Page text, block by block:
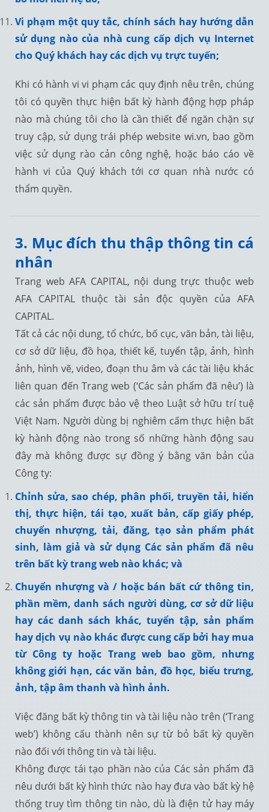
Vi phạm một quy tắc, chính sách hay hướng dẫn
sử dụng nào của nhà cung cấp dịch vụ Internet
cho Quý khách hay các dịch vụ trực tuyến;
Khi có hành vi vi phạm các quy định nêu trên, chúng
tôi có quyền thực hiện bất kỳ hành động hợp pháp
nào mà chúng tôi cho là cần thiết để ngăn chặn sự
truy cập, sử dụng trái phép website wi.vn, bao gồm
việc sử dụng rào cản công nghệ, hoặc báo cáo về
hành vi của Quý khách tới cơ quan nhà nước có
thẩm quyền.
3. Mục đích thu thập thông tin cá
nhân
Trang web AFA CAPITAL, nội dung trực thuộc web
AFA CAPITAL thuộc tài sản độc quyền của AFA
CAPITAL.
Tất cả các nội dung, tổ chức, bố cục, văn bản, tài liệu,
cơ sở dữ liệu, đồ họa, thiết kế, tuyển tập, ảnh, hình
ảnh, hình vẽ, video, đoạn thu âm và các tài liệu khác
liên quan đến Trang web (‘Các sản phẩm đã nêu’) là
các sản phẩm được bảo vệ theo Luật sở hữu trí tuệ
Việt Nam. Người dùng bị nghiêm cấm thực hiện bất
kỳ hành động nào trong số những hành động sau
đây mà không được sự đồng ý bằng văn bản của
Công ty:
Chỉnh sửa, sao chép, phân phối, truyền tải, hiển
thị, thực hiện, tái tạo, xuất bản, cấp giấy phép,
chuyển nhượng, tải, đăng, tạo sản phẩm phát
sinh, làm giả và sử dụng Các sản phẩm đã nêu
trên bất kỳ trang web nào khác; và
Chuyển nhượng và / hoặc bán bất cứ thông tin,
phần mềm, danh sách người dùng, cơ sở dữ liệu
hay các danh sách khác, tuyển tập, sản phẩm
hay dịch vụ nào khác được cung cấp bởi hay mua
từ Công ty hoặc Trang web bao gồm, nhưng
không giới hạn, các văn bản, đồ học, biểu trưng,
ảnh, tập âm thanh và hình ảnh.
Việc đăng bất kỳ thông tin và tài liệu nào trên (‘Trang
web’) không cấu thành nên sự từ bỏ bất kỳ quyền
nào đối với thông tin và tài liệu.
Không được tái tạo phần nào của Các sản phẩm đã
nêu dưới bất kỳ hình thức nào hay đưa vào bất kỳ hệ
thống truy tìm thông tin nào, dù là điện tử hay máy